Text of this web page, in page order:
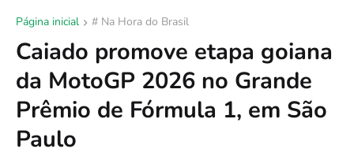
Página inicial # Na Hora do Brasil
Caiado promove etapa goiana
da MotoGP 2026 no Grande
Prêmio de Fórmula 1, em São
Paulo